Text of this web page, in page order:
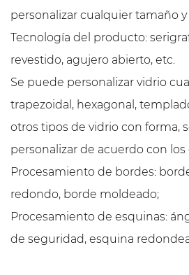
personalizar cualquier tamaño
Tecnología del producto:
revestido, agujero abierto, etc.
Se puede personalizar vidrio
trapezoidal, hexagonal,
otros tipos de vidrio con forma,
personalizar de acuerdo con los
Procesamiento de bordes:
redondo, borde moldeado;
Procesamiento de esquinas:
de seguridad, esquina